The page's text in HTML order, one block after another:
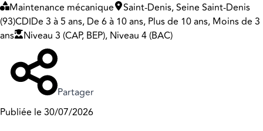
Maintenance mécanique
Saint-Denis, Seine Saint-Denis
(93)CDIDe 3 à 5 ans, De 6 à 10 ans, Plus de 10 ans, Moins de 3
ans
Niveau 3 (CAP, BEP), Niveau 4 (BAC)
Partager
Publiée le 30/07/2026